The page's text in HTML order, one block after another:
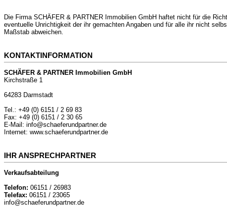
Die Firma SCHÄFER & PARTNER Immobilien GmbH haftet nicht für die
eventuelle Unrichtigkeit der ihr gemachten Angaben und für alle ihr nicht
Maßstab abweichen.
KONTAKTINFORMATION
SCHÄFER & PARTNER Immobilien GmbH
Kirchstraße 1
64283 Darmstadt
Tel.: +49 (0) 6151 / 2 69 83
Fax: +49 (0) 6151 / 2 30 65
E-Mail: info@schaeferundpartner.de
Internet: www.schaeferundpartner.de
IHR ANSPRECHPARTNER
Verkaufsabteilung
Telefon: 06151 / 26983
Telefax: 06151 / 23065
info@schaeferundpartner.de